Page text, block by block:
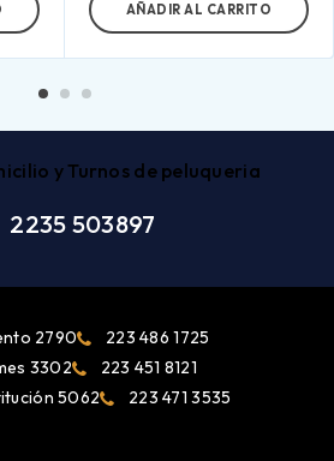
AÑADIR AL CARRITO
y Turnos de peluqueria
2235 503897
2790
223 486 1725
3302
223 451 8121
5062
223 471 3535